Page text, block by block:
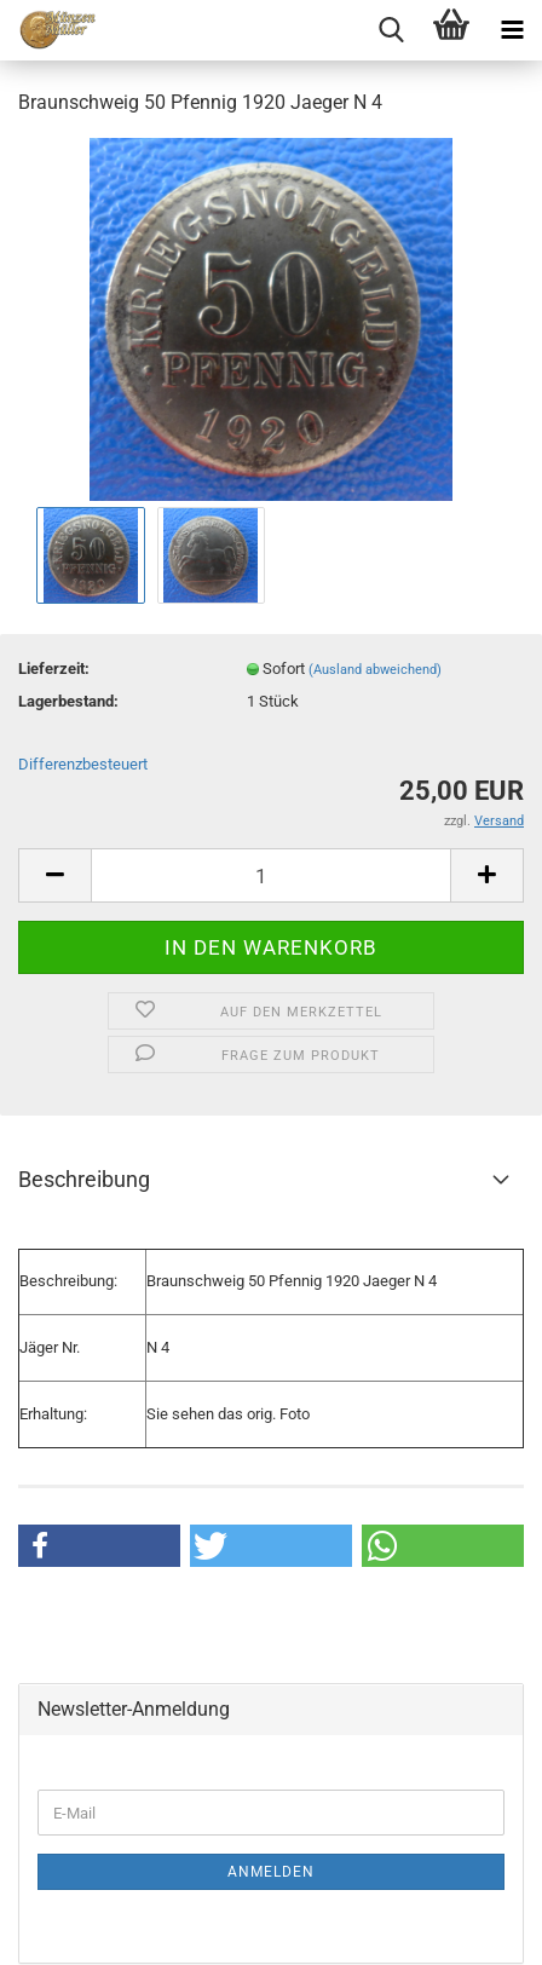
Braunschweig 50 Pfennig 1920 Jaeger N 4
Lieferzeit: Sofort(Ausland abweichend)
Lagerbestand: 1Stück
Differenzbesteuert
25,00 EUR
zzgl. Versand
AUF DEN MERKZETTEL
FRAGE ZUM PRODUKT
Beschreibung
Beschreibung: Braunschweig 50 Pfennig 1920 Jaeger N 4
Jäger Nr. N 4
Erhaltung: Sie sehen das orig. Foto
Newsletter-Anmeldung
ANMELDEN